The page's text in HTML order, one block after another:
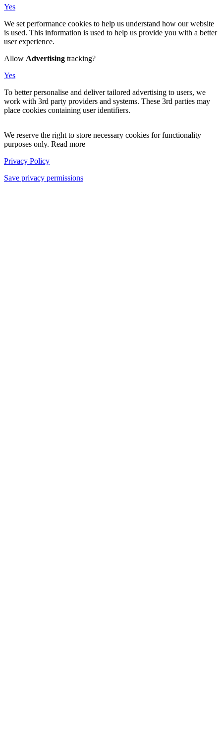
Yes
We set performance cookies to help us understand how our website
is used. This information is used to help us provide you with a better
user experience.
Allow Advertising tracking?
Yes
To better personalise and deliver tailored advertising to users, we
work with 3rd party providers and systems. These 3rd parties may
place cookies containing user identifiers.
We reserve the right to store necessary cookies for functionality
purposes only. Read more
Privacy Policy
Save privacy permissions